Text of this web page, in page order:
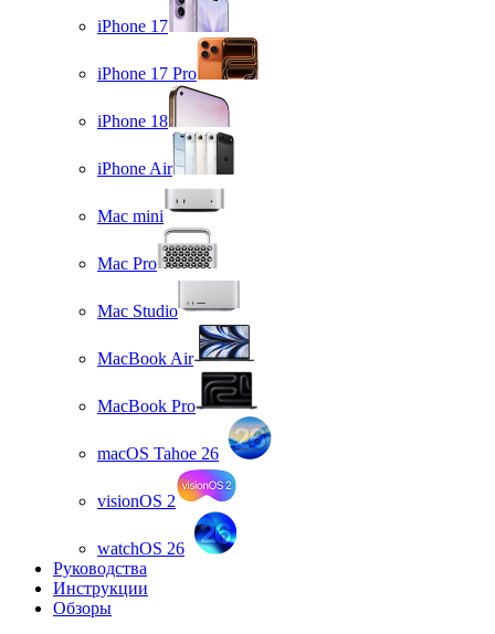
iPhone 17
iPhone 17 Pro
iPhone 18
iPhone Air
Mac mini
Mac Pro
Mac Studio
MacBook Air
MacBook Pro
macOS Tahoe 26
visionOS 2
watchOS 26
Руководства
Инструкции
Обзоры